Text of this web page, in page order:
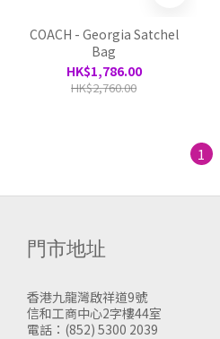
COACH - Georgia Satchel
Bag
HK$1,786.00
HK$2,760.00
1
門市地址
香港九龍灣啟祥道9號
信和工商中心2字樓44室
電話：(852) 5300 2039